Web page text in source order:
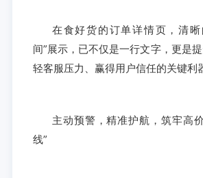
在食好货的订单详情页，清
间”展示，已不仅是一行文字，更是
轻客服压力、赢得用户信任的关键利
主动预警，精准护航，筑牢高
线”